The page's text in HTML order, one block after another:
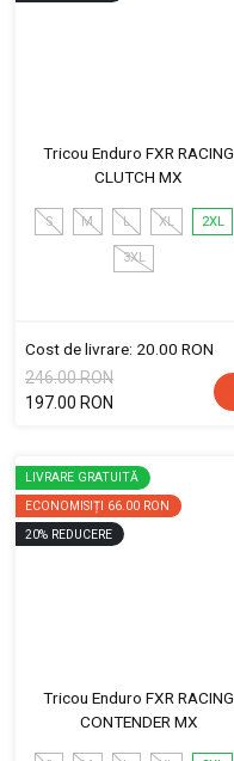
Tricou Enduro FXR RACING
CLUTCH MX
S M L XL 2XL
3XL
Cost de livrare: 20.00 RON
246.00 RON
197.00 RON
LIVRARE GRATUITĂ
ECONOMISIȚI 66.00 RON
20% REDUCERE
Tricou Enduro FXR RACING
CONTENDER MX